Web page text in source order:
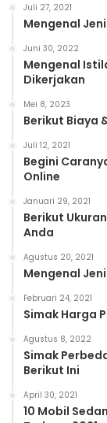
Juli 27, 2021
Mengenal
Juni 30, 2022
Mengenal
Dikerjakan
Mei 8, 2023
Berikut Biaya
Juli 12, 2021
Begini
Online
Januari 29, 2021
Berikut
Anda
Agustus 20, 2021
Mengenal
Februari 24, 2021
Simak Harga
Agustus 8, 2022
Simak
Berikut Ini
April 30, 2021
10 Mobil